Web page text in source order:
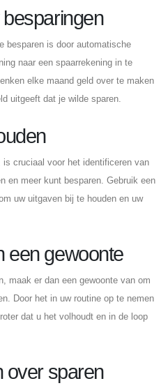
besparen is door automatische
naar een spaarrekening in te
elke maand geld over te maken
uitgeeft dat je wilde sparen.
cruciaal voor het identificeren van
en meer kunt besparen. Gebruik een
uw uitgaven bij te houden en uw
een gewoonte
maak er dan een gewoonte van om
Door het in uw routine op te nemen
dat u het volhoudt en in de loop
over sparen